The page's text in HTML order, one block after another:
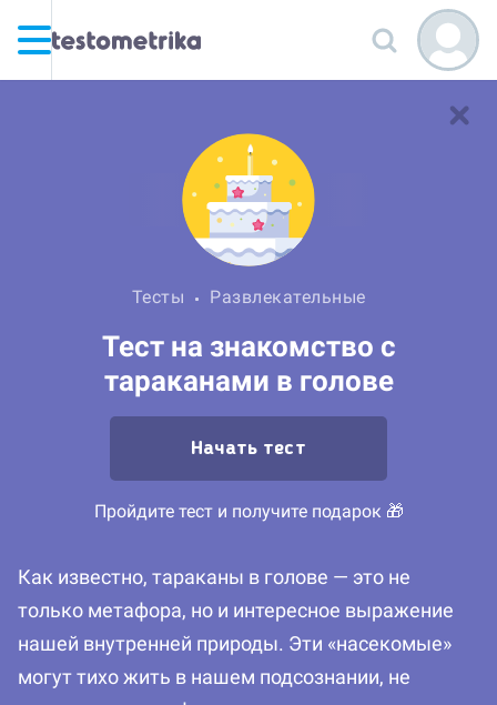
Тесты Развлекательные
Тест на знакомство с
тараканами в голове
Начать тест
Пройдите тест и получите подарок 🎁
Как известно, тараканы в голове — это не
только метафора, но и интересное выражение
нашей внутренней природы. Эти «насекомые»
могут тихо жить в нашем подсознании, не